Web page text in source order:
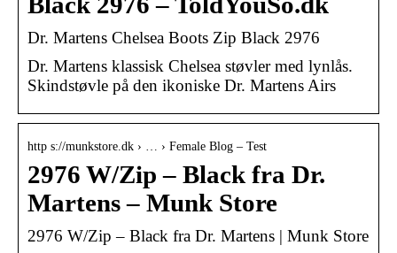
Dr. Martens Chelsea Boots Zip Black 2976
Dr. Martens klassisk Chelsea støvler med lynlås.
Skindstøvle på den ikoniske Dr. Martens Airs
http s://munkstore.dk › … › Female Blog – Test
2976 W/Zip – Black fra Dr.
Martens – Munk Store
2976 W/Zip – Black fra Dr. Martens | Munk Store